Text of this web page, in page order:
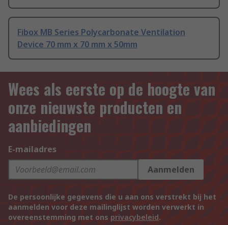
Fibox MB Series Polycarbonate Ventilation
Device 70 mm x 70 mm x 50mm
Wees als eerste op de hoogte van
onze nieuwste producten en
aanbiedingen
E-mailadres
Aanmelden
De persoonlijke gegevens die u aan ons verstrekt bij het
aanmelden voor deze mailinglijst worden verwerkt in
overeenstemming met ons privacybeleid.